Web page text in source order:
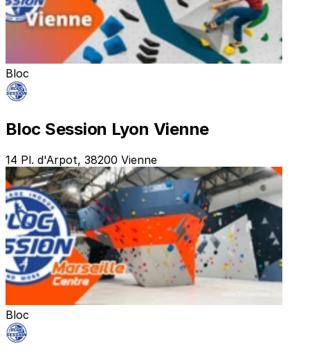
Bloc
Bloc Session Lyon Vienne
14 Pl. d'Arpot, 38200 Vienne
Bloc